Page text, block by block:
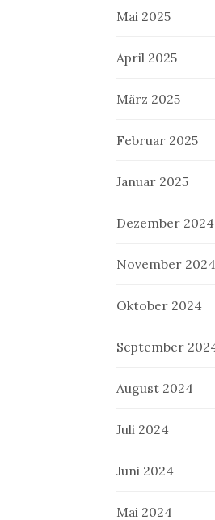
Mai 2025
April 2025
März 2025
Februar 2025
Januar 2025
Dezember 2024
November 2024
Oktober 2024
September
August 2024
Juli 2024
Juni 2024
Mai 2024